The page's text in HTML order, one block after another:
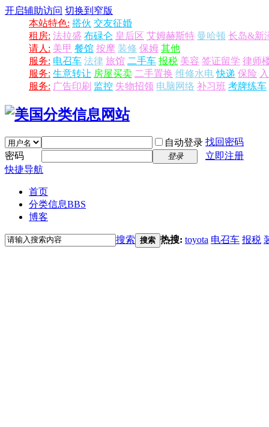
开启辅助访问 切换到窄版
本站特色: 搭伙 交友征婚
租房: 法拉盛 布碌仑 皇后区 艾姆赫斯特 曼哈顿 长岛&新
请人: 美甲 餐馆 按摩 装修 保姆 其他
服务: 电召车 法律 旅馆 二手车 报税 美容 签证留学 律师
服务: 生意转让 房屋买卖 二手置换 维修水电 快递 保险
服务: 广告印刷 监控 失物招领 电脑网络 补习班 考牌练车
自动登录 找回密码
密码
登录
立即注册
快捷导航
首页
分类信息BBS
博客
搜索 搜索 热搜: toyota 电召车 报税